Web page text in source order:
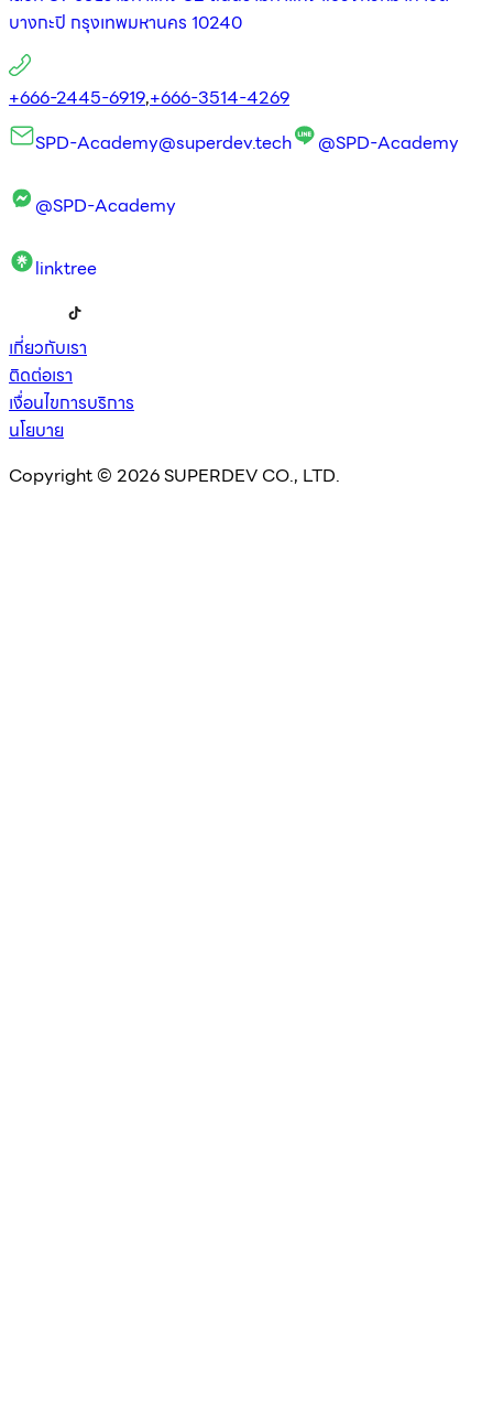
บางกะปิ กรุงเทพมหานคร 10240
+666-2445-6919,+666-3514-4269
SPD-Academy@superdev.tech
@SPD-Academy
@SPD-Academy
linktree
เกี่ยวกับเรา
ติดต่อเรา
เงื่อนไขการบริการ
นโยบาย
Copyright © 2026 SUPERDEV CO., LTD.